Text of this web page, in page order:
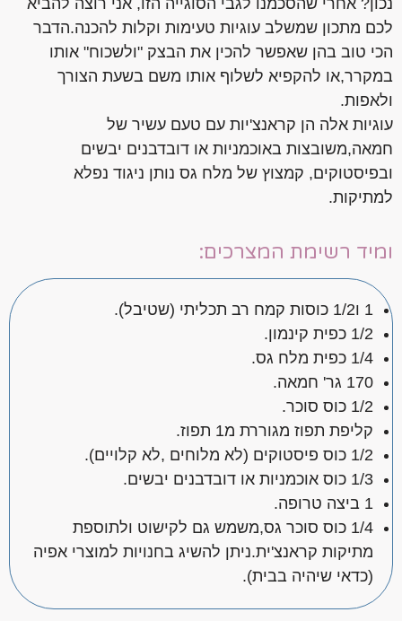
נכון? אחרי שהסכמנו לגבי הסוגייה הזו, אני רוצה להביא
לכם מתכון שמשלב עוגיות טעימות וקלות להכנה.הדבר
הכי טוב בהן שאפשר להכין את הבצק "ולשכוח" אותו
במקרר,או להקפיא לשלוף אותו משם בשעת הצורך
ולאפות.
עוגיות אלה הן קראנצ'יות עם טעם עשיר של
חמאה,משובצות באוכמניות או דובדבנים יבשים
ובפיסטוקים, קמצוץ של מלח גס נותן ניגוד נפלא
למתיקות.
ומיד רשימת המצרכים:
1 ו1/2 כוסות קמח רב תכליתי (שטיבל).
1/2 כפית קינמון.
1/4 כפית מלח גס.
170 גר' חמאה.
1/2 כוס סוכר.
קליפת תפוז מגוררת מ1 תפוז.
1/2 כוס פיסטוקים (לא מלוחים ,לא קלויים).
1/3 כוס אוכמניות או דובדבנים יבשים.
1 ביצה טרופה.
1/4 כוס סוכר גס,משמש גם לקישוט ולתוספת
מתיקות קראנצ'ית.ניתן להשיג בחנויות למוצרי אפיה
(כדאי שיהיה בבית).